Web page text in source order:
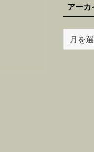
アーカ
ー